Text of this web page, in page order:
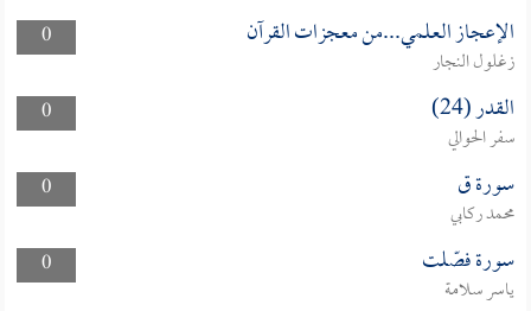
0 الإعجاز العلمي...من معجزات القرآن
زغلول النجار
0
القدر (24)
سفر الحوالي
0
سورة ق
محمد ركابي
0
سورة فصّلت
ياسر سلامة